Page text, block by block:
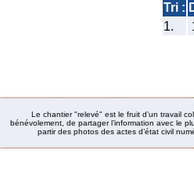
Tri :
1.
Le chantier "relevé" est le fruit d’un travail
bénévolement, de partager l’information avec le
partir des photos des actes d’état civil